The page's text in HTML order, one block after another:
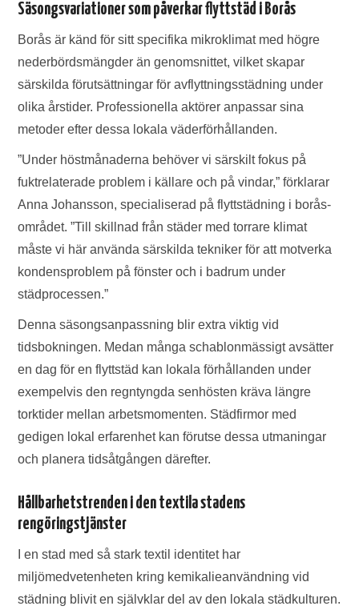
Säsongsvariationer som påverkar flyttstäd i Borås
Borås är känd för sitt specifika mikroklimat med högre
nederbördsmängder än genomsnittet, vilket skapar
särskilda förutsättningar för avflyttningsstädning under
olika årstider. Professionella aktörer anpassar sina
metoder efter dessa lokala väderförhållanden.
”Under höstmånaderna behöver vi särskilt fokus på
fuktrelaterade problem i källare och på vindar,” förklarar
Anna Johansson, specialiserad på flyttstädning i borås-
området. ”Till skillnad från städer med torrare klimat
måste vi här använda särskilda tekniker för att motverka
kondensproblem på fönster och i badrum under
städprocessen.”
Denna säsongsanpassning blir extra viktig vid
tidsbokningen. Medan många schablonmässigt avsätter
en dag för en flyttstäd kan lokala förhållanden under
exempelvis den regntyngda senhösten kräva längre
torktider mellan arbetsmomenten. Städfirmor med
gedigen lokal erfarenhet kan förutse dessa utmaningar
och planera tidsåtgången därefter.
Hållbarhetstrenden i den textila stadens
rengöringstjänster
I en stad med så stark textil identitet har
miljömedvetenheten kring kemikalieanvändning vid
städning blivit en självklar del av den lokala städkulturen.